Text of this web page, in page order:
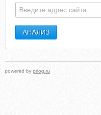
powered by prlog.ru